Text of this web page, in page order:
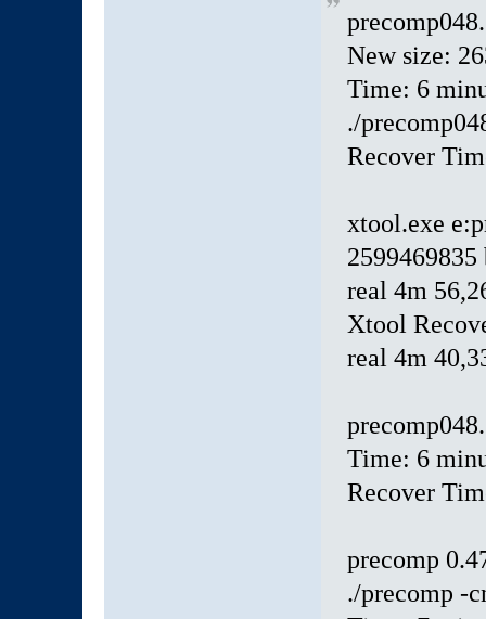
New size:
Time: 6
./
Recover
xtool.exe
real 4m
Xtool
real 4m
Time: 6
Recover
precomp
./precomp -